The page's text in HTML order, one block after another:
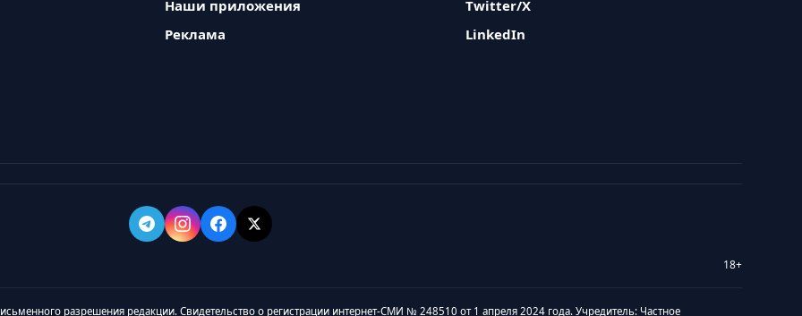
Наши приложения
Реклама
Twitter/X
LinkedIn
18+
разрешения редакции. Свидетельство о регистрации интернет-СМИ № 248510 от 1 апреля 2024 года. Учредитель: Частное